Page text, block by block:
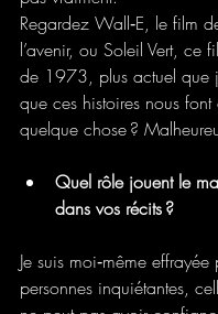
Regardez Wall‑E, le film
l’avenir, ou Soleil Vert, ce
de 1973, plus actuel que
que ces histoires nous
quelque chose ?
Quel rôle jouent le
dans vos récits ?
Je suis moi‑même effrayée
personnes inquiétantes,